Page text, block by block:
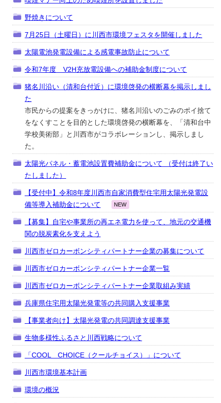
野焼きについて
7月25日（土曜日）に川西市環境フェスタを開催しました
太陽電池発電設備による感電事故防止について
令和7年度 V2H充放電設備への補助金制度について
猪名川沿い（清和台付近）に環境啓発の横断幕を掲示しまし
た
市民からの提案をきっかけに、猪名川沿いのごみのポイ捨て
をなくすことを目的とした環境啓発の横断幕を、「清和台中
学校美術部」と川西市がコラボレーションし、掲示しまし
た。
太陽光パネル・蓄電池設置費補助金について （受付は終了い
たしました）
【受付中】令和8年度川西市自家消費型住宅用太陽光発電設
備等導入補助金について
NEW
【募集】自宅や事業所の再エネ電力を使って、地元の交通機
関の脱炭素化を支えよう
川西市ゼロカーボンシティパートナー企業の募集について
川西市ゼロカーボンシティパートナー企業一覧
川西市ゼロカーボンシティパートナー企業取組み実績
兵庫県住宅用太陽光発電等の共同購入支援事業
【事業者向け】太陽光発電の共同調達支援事業
生物多様性ふるさと川西戦略について
「COOL CHOICE（クールチョイス）」について
川西市環境基本計画
環境の概況